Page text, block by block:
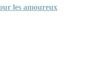
les amoureux